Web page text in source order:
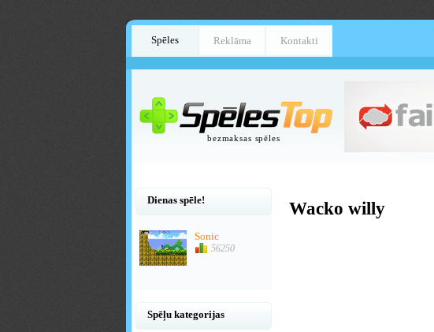
Spēles Reklāma Kontakti
bezmaksas spēles
Dienas spēle!
Sonic
56250
Spēļu kategorijas
Wacko willy